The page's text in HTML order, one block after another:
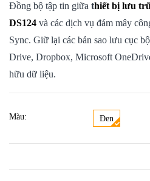
Đồng bộ tập tin giữa thiết bị lưu
DS124 và các dịch vụ đám mây
Sync. Giữ lại các bản sao lưu cục
Drive, Dropbox, Microsoft
hữu dữ liệu.
Màu: Đen